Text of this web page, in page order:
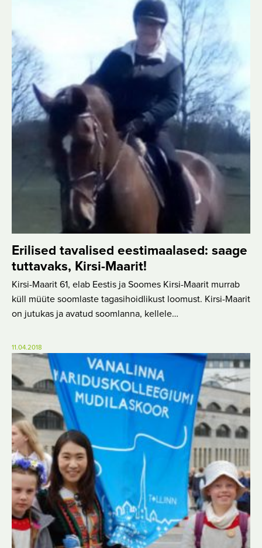
Erilised tavalised eestimaalased: saage
tuttavaks, Kirsi-Maarit!
Kirsi-Maarit 61, elab Eestis ja Soomes Kirsi-Maarit murrab
küll müüte soomlaste tagasihoidlikust loomust. Kirsi-Maarit
on jutukas ja avatud soomlanna, kellele…
11.04.2018